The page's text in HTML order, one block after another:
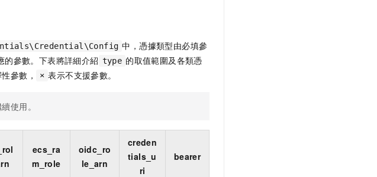
中，憑據類型由必填參
的參數。下表將詳細介紹 type 的取值範圍及各類憑
參數， × 表示不支援參數。
使用。
ecs_ra
m_role
oidc_ro
le_arn
creden
tials_u
ri
bearer